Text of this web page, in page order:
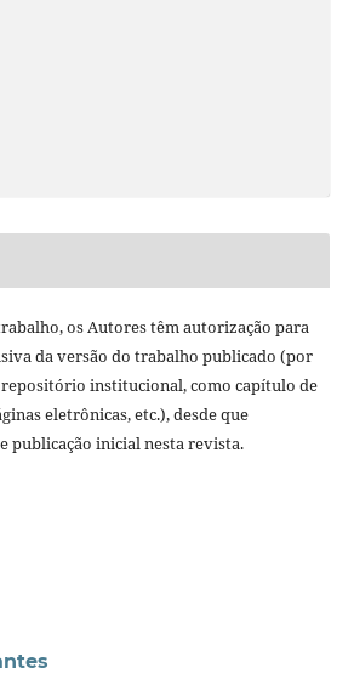
os Autores têm autorização para
da versão do trabalho publicado (por
institucional, como capítulo de
eletrônicas, etc.), desde que
publicação inicial nesta revista.